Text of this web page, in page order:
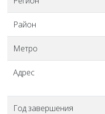
Район
Метро
Адрес
Год завершения